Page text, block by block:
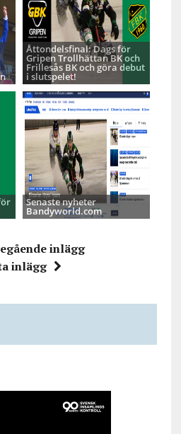
Åttondelsfinal: Dags för
Gripen Trollhättan BK och
Frillesås BK och göra debut
i slutspelet!
Senaste nyheter
Bandyworld.com
inlägg
inlägg